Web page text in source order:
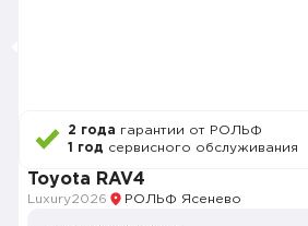
2 года гарантии от РОЛЬФ
1 год сервисного обслуживания
Toyota RAV4
Luxury2026 РОЛЬФ Ясенево